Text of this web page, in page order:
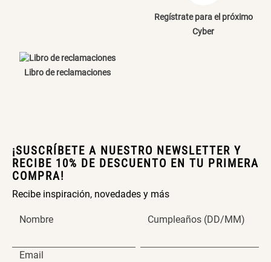
Regístrate para el próximo
Cyber
Libro de reclamaciones
¡SUSCRÍBETE A NUESTRO NEWSLETTER Y
RECIBE 10% DE DESCUENTO EN TU PRIMERA
COMPRA!
Recibe inspiración, novedades y más
Nombre Cumpleaños (DD/MM)
Email